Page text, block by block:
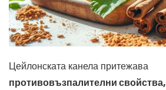
Цейлонската канела притежава
противовъзпалителни свойства,